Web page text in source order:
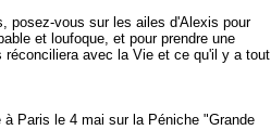
posez-vous sur les ailes d'Alexis pour
et loufoque, et pour prendre une
réconciliera avec la Vie et ce qu'il y a tout
Paris le 4 mai sur la Péniche "Grande